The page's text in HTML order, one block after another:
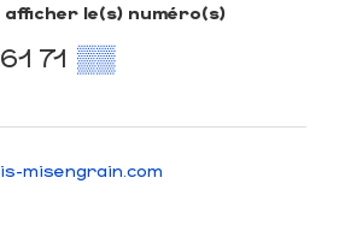
afficher le(s) numéro(s)
71 ▒▒
misengrain.com